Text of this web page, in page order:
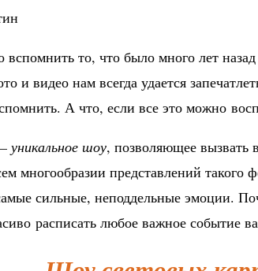
вспомнить то, что было много лет
и видео нам всегда удается
А что, если все это можно
шоу, позволяющее вызвать
многообразии представлений такого
сильные, неподдельные эмоции.
расписать любое важное событие